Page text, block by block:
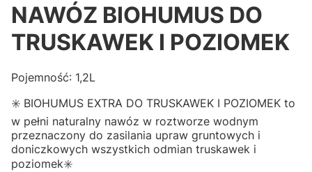
NAWÓZ BIOHUMUS DO
TRUSKAWEK I POZIOMEK
Pojemność: 1,2L
✳️ BIOHUMUS EXTRA DO TRUSKAWEK I POZIOMEK to
w pełni naturalny nawóz w roztworze wodnym
przeznaczony do zasilania upraw gruntowych i
doniczkowych wszystkich odmian truskawek i
poziomek✳️